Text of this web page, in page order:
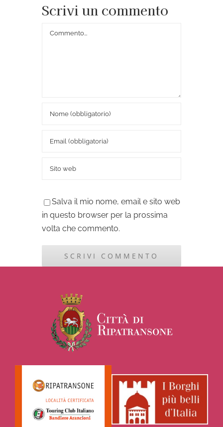
Scrivi un commento
Commento
Salva il mio nome, email e sito web
in questo browser per la prossima
volta che commento.